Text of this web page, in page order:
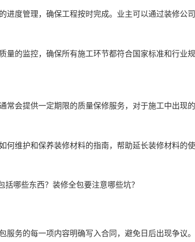
进度管理，确保工程按时完成。业主可以通过装修公
量的监控，确保所有施工环节都符合国家标准和行业规
常会提供一定期限的质量保修服务，对于施工中出现
何维护和保养装修材料的指南，帮助延长装修材料的
服务的每一项内容明确写入合同，避免日后出现争议。